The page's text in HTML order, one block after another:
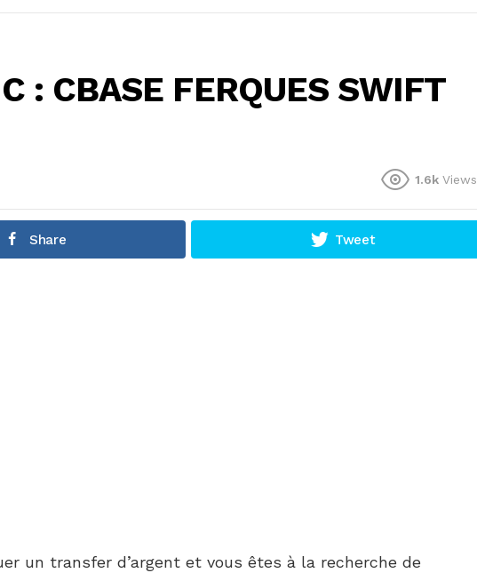
: CBASE FERQUES SWIFT
1.6k Views
Share Tweet
un transfer d’argent et vous êtes à la recherche de